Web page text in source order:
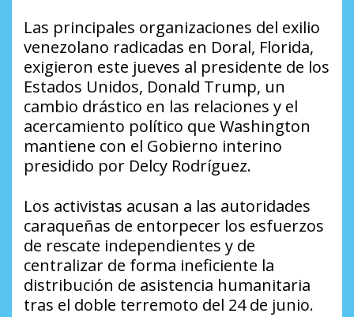
Las principales organizaciones del exilio
venezolano radicadas en Doral, Florida,
exigieron este jueves al presidente de los
Estados Unidos, Donald Trump, un
cambio drástico en las relaciones y el
acercamiento político que Washington
mantiene con el Gobierno interino
presidido por Delcy Rodríguez.
Los activistas acusan a las autoridades
caraqueñas de entorpecer los esfuerzos
de rescate independientes y de
centralizar de forma ineficiente la
distribución de asistencia humanitaria
tras el doble terremoto del 24 de junio.